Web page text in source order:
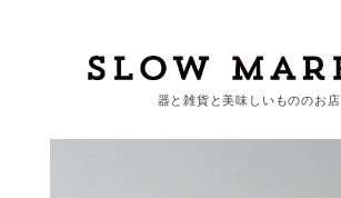
カートを見る
器と雑貨と美味しいもののお店